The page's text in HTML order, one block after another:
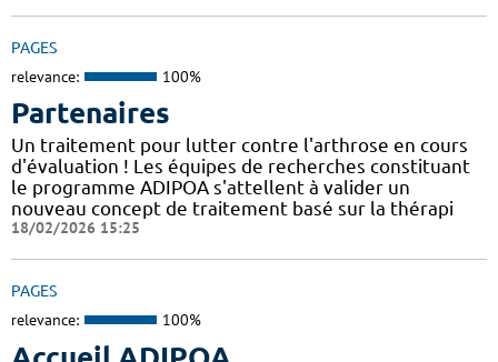
PAGES
relevance: 100%
Partenaires
Un traitement pour lutter contre l'arthrose en cours
d'évaluation ! Les équipes de recherches constituant
le programme ADIPOA s'attellent à valider un
nouveau concept de traitement basé sur la thérapi
18/02/2026 15:25
PAGES
relevance: 100%